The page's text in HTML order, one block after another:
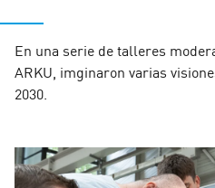
En una serie de talleres
ARKU, imginaron varias
2030.